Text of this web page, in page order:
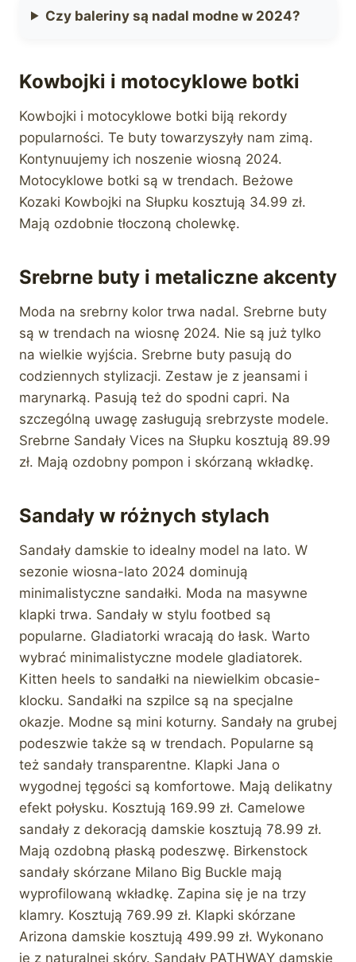
Czy baleriny są nadal modne w 2024?
Kowbojki i motocyklowe botki
Kowbojki i motocyklowe botki biją rekordy
popularności. Te buty towarzyszyły nam zimą.
Kontynuujemy ich noszenie wiosną 2024.
Motocyklowe botki są w trendach. Beżowe
Kozaki Kowbojki na Słupku kosztują 34.99 zł.
Mają ozdobnie tłoczoną cholewkę.
Srebrne buty i metaliczne akcenty
Moda na srebrny kolor trwa nadal. Srebrne buty
są w trendach na wiosnę 2024. Nie są już tylko
na wielkie wyjścia. Srebrne buty pasują do
codziennych stylizacji. Zestaw je z jeansami i
marynarką. Pasują też do spodni capri. Na
szczególną uwagę zasługują srebrzyste modele.
Srebrne Sandały Vices na Słupku kosztują 89.99
zł. Mają ozdobny pompon i skórzaną wkładkę.
Sandały w różnych stylach
Sandały damskie to idealny model na lato. W
sezonie wiosna-lato 2024 dominują
minimalistyczne sandałki. Moda na masywne
klapki trwa. Sandały w stylu footbed są
popularne. Gladiatorki wracają do łask. Warto
wybrać minimalistyczne modele gladiatorek.
Kitten heels to sandałki na niewielkim obcasie-
klocku. Sandałki na szpilce są na specjalne
okazje. Modne są mini koturny. Sandały na grubej
podeszwie także są w trendach. Popularne są
też sandały transparentne. Klapki Jana o
wygodnej tęgości są komfortowe. Mają delikatny
efekt połysku. Kosztują 169.99 zł. Camelowe
sandały z dekoracją damskie kosztują 78.99 zł.
Mają ozdobną płaską podeszwę. Birkenstock
sandały skórzane Milano Big Buckle mają
wyprofilowaną wkładkę. Zapina się je na trzy
klamry. Kosztują 769.99 zł. Klapki skórzane
Arizona damskie kosztują 499.99 zł. Wykonano
je z naturalnej skóry. Sandały PATHWAY damskie